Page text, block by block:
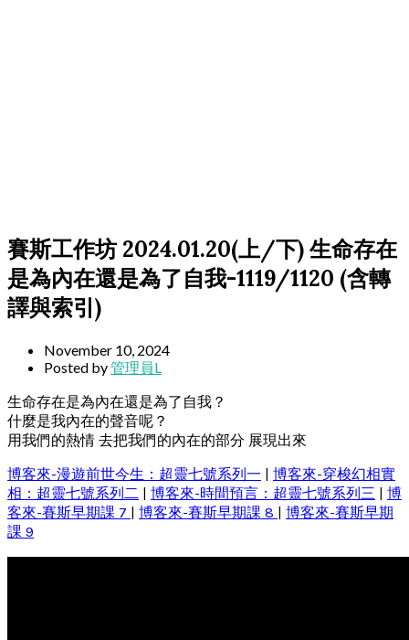
賽斯工作坊 2024.01.20(上/下) 生命存在
是為內在還是為了自我-1119/1120 (含轉
譯與索引)
November 10, 2024
Posted by管理員L
生命存在是為內在還是為了自我？
什麼是我內在的聲音呢？
用我們的熱情 去把我們的內在的部分 展現出來
博客來-漫遊前世今生：超靈七號系列一
博客來-穿梭幻相實
相：超靈七號系列二
博客來-時間預言：超靈七號系列三
博
客來-賽斯早期課 7
博客來-賽斯早期課 8
博客來-賽斯早期
課 9